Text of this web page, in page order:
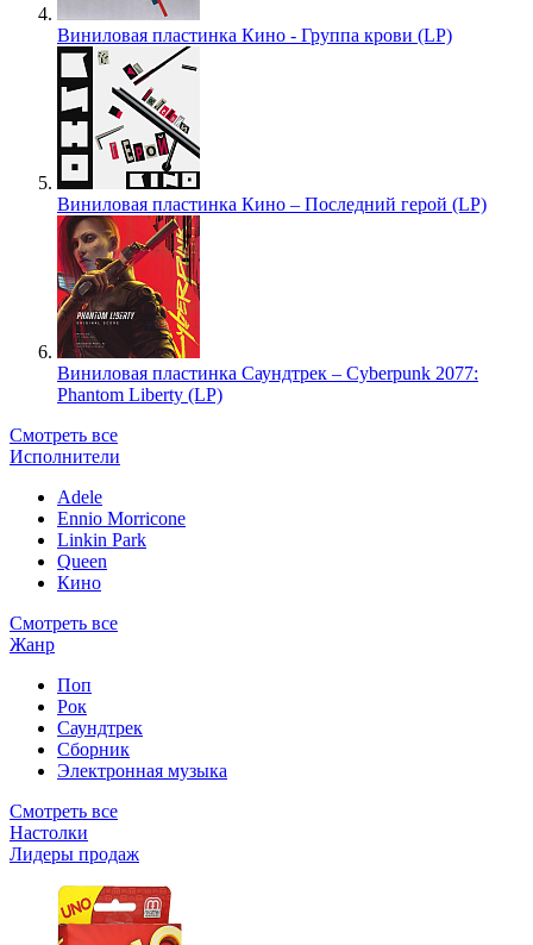
Виниловая пластинка Кино - Группа крови (LP)
Виниловая пластинка Кино – Последний герой (LP)
Виниловая пластинка Саундтрек – Cyberpunk 2077:
Phantom Liberty (LP)
Смотреть все
Исполнители
Adele
Ennio Morricone
Linkin Park
Queen
Кино
Смотреть все
Жанр
Поп
Рок
Саундтрек
Сборник
Электронная музыка
Смотреть все
Настолки
Лидеры продаж